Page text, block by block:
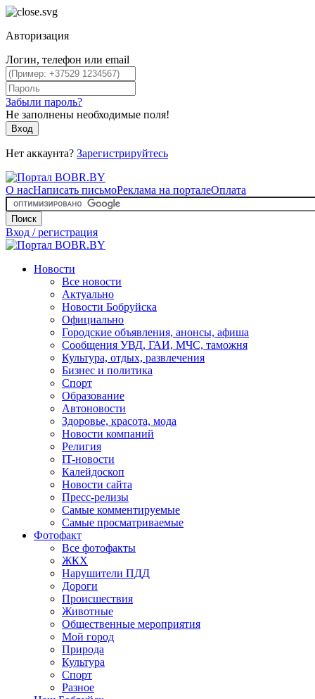
Авторизация
Логин, телефон или email
Забыли пароль?
Не заполнены необходимые поля!
Вход
Нет аккаунта? Зарегистрируйтесь
О насНаписать письмоРеклама на порталеОплата
Поиск
Вход / регистрация
Новости
Все новости
Актуально
Новости Бобруйска
Официально
Городские объявления, анонсы, афиша
Сообщения УВД, ГАИ, МЧС, таможня
Культура, отдых, развлечения
Бизнес и политика
Спорт
Образование
Автоновости
Здоровье, красота, мода
Новости компаний
Религия
IT-новости
Калейдоскоп
Новости сайта
Пресс-релизы
Самые комментируемые
Самые просматриваемые
Фотофакт
Все фотофакты
ЖКХ
Нарушители ПДД
Дороги
Происшествия
Животные
Общественные мероприятия
Мой город
Природа
Культура
Спорт
Разное